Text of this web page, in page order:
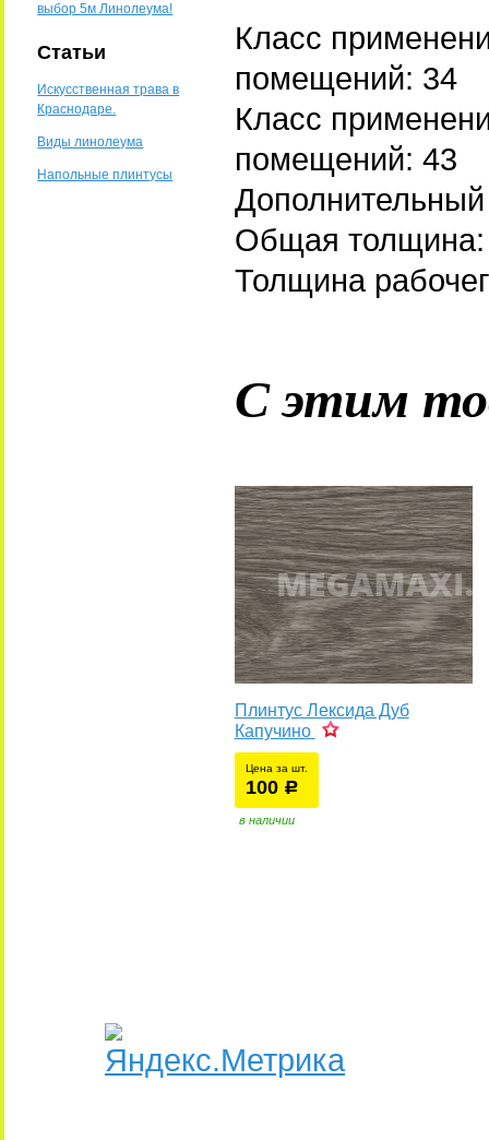
выбор 5м Линолеума!
Статьи
Искусственная трава в
Краснодаре.
Виды линолеума
Напольные плинтусы
Класс
помещений: 34
Класс
помещений: 43
Общая
Толщина
С этим
Плинтус Лексида Дуб
Капучино
Цена за шт.
100 р
в наличии